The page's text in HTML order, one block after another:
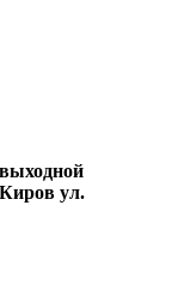
Киров ул.